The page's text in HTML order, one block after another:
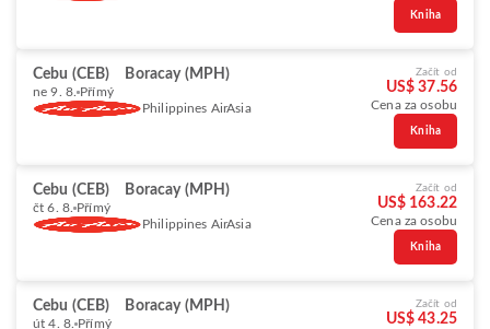
Kniha
Cebu (CEB) Boracay (MPH)
ne 9. 8. Přímý
Philippines AirAsia
Začít od
US$ 37.56
Cena za osobu
Kniha
Cebu (CEB) Boracay (MPH)
čt 6. 8. Přímý
Philippines AirAsia
Začít od
US$ 163.22
Cena za osobu
Kniha
Cebu (CEB) Boracay (MPH)
út 4. 8. Přímý
Začít od
US$ 43.25